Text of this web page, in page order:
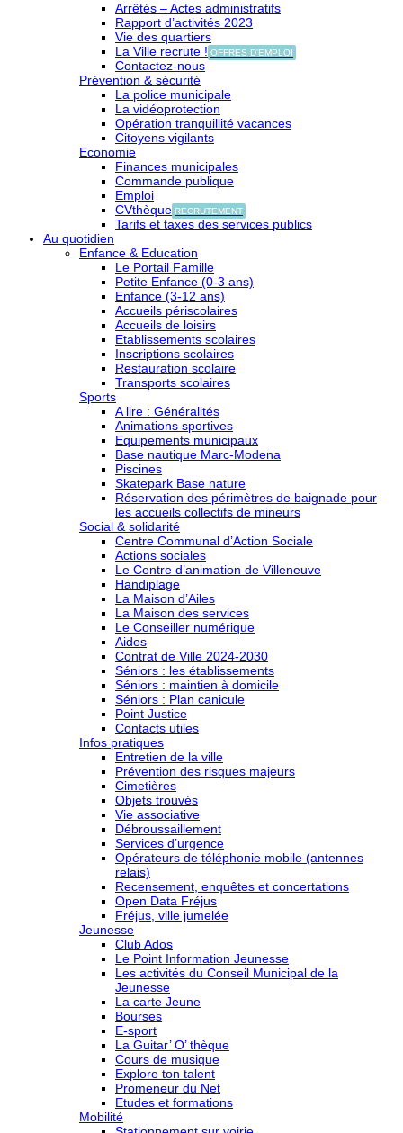
Arrêtés – Actes administratifs
Rapport d’activités 2023
Vie des quartiers
La Ville recrute ! OFFRES D'EMPLOI
Contactez-nous
Prévention & sécurité
La police municipale
La vidéoprotection
Opération tranquillité vacances
Citoyens vigilants
Economie
Finances municipales
Commande publique
Emploi
CVthèque RECRUTEMENT
Tarifs et taxes des services publics
Au quotidien
Enfance & Education
Le Portail Famille
Petite Enfance (0-3 ans)
Enfance (3-12 ans)
Accueils périscolaires
Accueils de loisirs
Etablissements scolaires
Inscriptions scolaires
Restauration scolaire
Transports scolaires
Sports
A lire : Généralités
Animations sportives
Equipements municipaux
Base nautique Marc-Modena
Piscines
Skatepark Base nature
Réservation des périmètres de baignade pour
les accueils collectifs de mineurs
Social & solidarité
Centre Communal d’Action Sociale
Actions sociales
Le Centre d’animation de Villeneuve
Handiplage
La Maison d’Ailes
La Maison des services
Le Conseiller numérique
Aides
Contrat de Ville 2024-2030
Séniors : les établissements
Séniors : maintien à domicile
Séniors : Plan canicule
Point Justice
Contacts utiles
Infos pratiques
Entretien de la ville
Prévention des risques majeurs
Cimetières
Objets trouvés
Vie associative
Débroussaillement
Services d’urgence
Opérateurs de téléphonie mobile (antennes
relais)
Recensement, enquêtes et concertations
Open Data Fréjus
Fréjus, ville jumelée
Jeunesse
Club Ados
Le Point Information Jeunesse
Les activités du Conseil Municipal de la
Jeunesse
La carte Jeune
Bourses
E-sport
La Guitar’ O’ thèque
Cours de musique
Explore ton talent
Promeneur du Net
Etudes et formations
Mobilité